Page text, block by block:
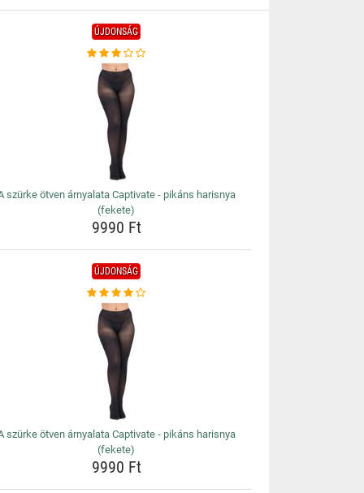
ÚJDONSÁG
szürke ötven árnyalata Captivate - pikáns harisnya
(fekete)
9990 Ft
ÚJDONSÁG
szürke ötven árnyalata Captivate - pikáns harisnya
(fekete)
9990 Ft